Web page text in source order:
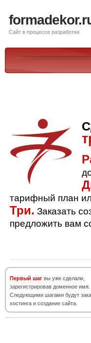
Сайт в процессе разработки
тарифный план
Три. Заказать
предложить вам
Первый шаг вы уже сделали,
зарегистрировав доменное имя.
Следующими шагами будут
хостинга и создание сайта.